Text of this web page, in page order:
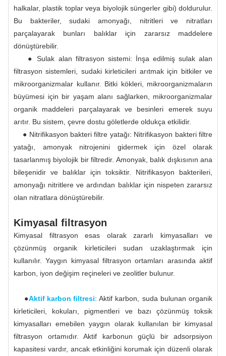
halkalar, plastik toplar veya biyolojik süngerler gibi) doldurulur.
Bu bakteriler, sudaki amonyağı, nitritleri ve nitratları
parçalayarak bunları balıklar için zararsız maddelere
dönüştürebilir.
● Sulak alan filtrasyon sistemi: İnşa edilmiş sulak alan
filtrasyon sistemleri, sudaki kirleticileri arıtmak için bitkiler ve
mikroorganizmalar kullanır. Bitki kökleri, mikroorganizmaların
büyümesi için bir yaşam alanı sağlarken, mikroorganizmalar
organik maddeleri parçalayarak ve besinleri emerek suyu
arıtır. Bu sistem, çevre dostu göletlerde oldukça etkilidir.
● Nitrifikasyon bakteri filtre yatağı: Nitrifikasyon bakteri filtre
yatağı, amonyak nitrojenini gidermek için özel olarak
tasarlanmış biyolojik bir filtredir. Amonyak, balık dışkısının ana
bileşenidir ve balıklar için toksiktir. Nitrifikasyon bakterileri,
amonyağı nitritlere ve ardından balıklar için nispeten zararsız
olan nitratlara dönüştürebilir.
Kimyasal filtrasyon
Kimyasal filtrasyon esas olarak zararlı kimyasalları ve
çözünmüş organik kirleticileri sudan uzaklaştırmak için
kullanılır. Yaygın kimyasal filtrasyon ortamları arasında aktif
karbon, iyon değişim reçineleri ve zeolitler bulunur.
●Aktif karbon filtresi: Aktif karbon, suda bulunan organik
kirleticileri, kokuları, pigmentleri ve bazı çözünmüş toksik
kimyasalları emebilen yaygın olarak kullanılan bir kimyasal
filtrasyon ortamıdır. Aktif karbonun güçlü bir adsorpsiyon
kapasitesi vardır, ancak etkinliğini korumak için düzenli olarak